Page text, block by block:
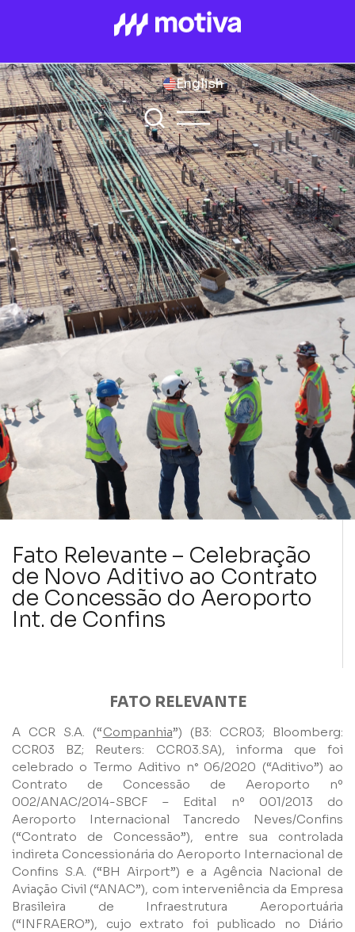
English
Fato Relevante – Celebração
de Novo Aditivo ao Contrato
de Concessão do Aeroporto
Int. de Confins
FATO RELEVANTE
A CCR S.A. (“Companhia”) (B3: CCR03; Bloomberg:
CCR03 BZ; Reuters: CCR03.SA), informa que foi
celebrado o Termo Aditivo n° 06/2020 (“Aditivo”) ao
Contrato de Concessão de Aeroporto nº
002/ANAC/2014-SBCF – Edital nº 001/2013 do
Aeroporto Internacional Tancredo Neves/Confins
(“Contrato de Concessão”), entre sua controlada
indireta Concessionária do Aeroporto Internacional de
Confins S.A. (“BH Airport”) e a Agência Nacional de
Aviação Civil (“ANAC”), com interveniência da Empresa
Brasileira de Infraestrutura Aeroportuária
(“INFRAERO”), cujo extrato foi publicado no Diário
Nome